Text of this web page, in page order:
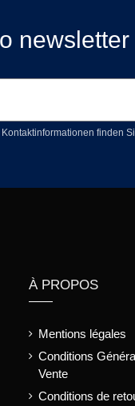
newsletter
finden
À PROPOS
Mentions légales
Conditions
Vente
Conditions de